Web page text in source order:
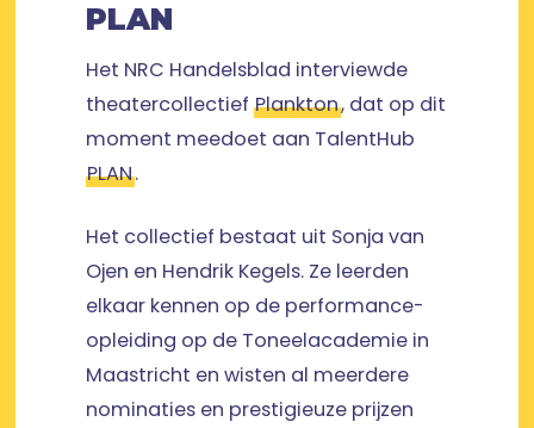
PLAN
Het NRC Handelsblad interviewde
theatercollectief Plankton, dat op dit
moment meedoet aan TalentHub
PLAN.
Het collectief bestaat uit Sonja van
Ojen en Hendrik Kegels. Ze leerden
elkaar kennen op de performance-
opleiding op de Toneelacademie in
Maastricht en wisten al meerdere
nominaties en prestigieuze prijzen